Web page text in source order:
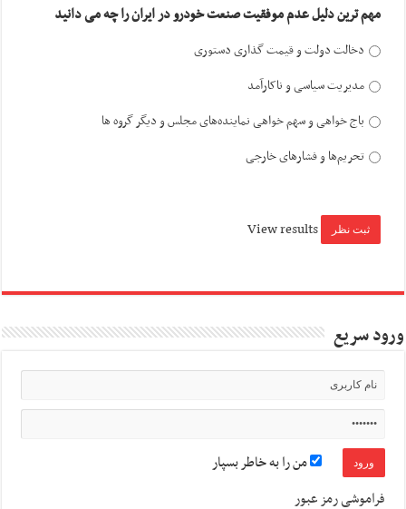
مهم ترین دلیل عدم موفقیت صنعت خودرو در ایران را چه می دانید
دخالت دولت و قیمت گذاری دستوری
مدیریت سیاسی و ناکارآمد
باج خواهی و سهم خواهی نماینده‌های مجلس و دیگر گروه ها
تحریم‌ها و فشارهای خارجی
View results
ورود سریع
من را به خاطر بسپار
فراموشی رمز عبور